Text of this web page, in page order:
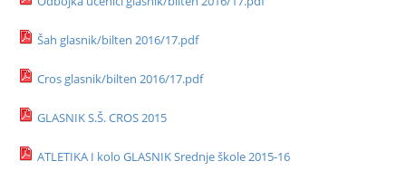
Šah glasnik/bilten 2016/17.pdf
Cros glasnik/bilten 2016/17.pdf
GLASNIK S.Š. CROS 2015
ATLETIKA I kolo GLASNIK Srednje škole 2015-16